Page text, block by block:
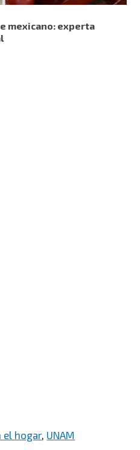
mexicano: experta
el hogar, UNAM